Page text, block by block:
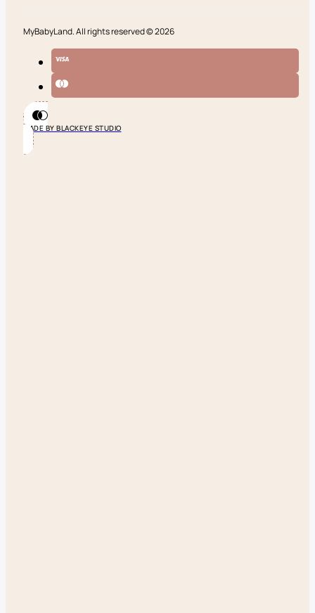
MyBabyLand. All rights reserved © 2026
MADE BY BLACKEYE STUDIO